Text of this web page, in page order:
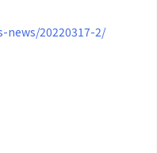
news/20220317-2/